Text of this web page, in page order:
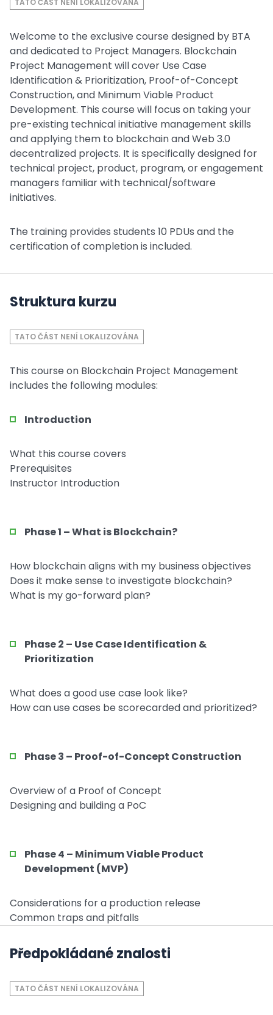
TATO ČÁST NENÍ LOKALIZOVÁNA
Welcome to the exclusive course designed by BTA
and dedicated to Project Managers. Blockchain
Project Management will cover Use Case
Identification & Prioritization, Proof-of-Concept
Construction, and Minimum Viable Product
Development. This course will focus on taking your
pre-existing technical initiative management skills
and applying them to blockchain and Web 3.0
decentralized projects. It is specifically designed for
technical project, product, program, or engagement
managers familiar with technical/software
initiatives.
The training provides students 10 PDUs and the
certification of completion is included.
Struktura kurzu
TATO ČÁST NENÍ LOKALIZOVÁNA
This course on Blockchain Project Management
includes the following modules:
Introduction
What this course covers
Prerequisites
Instructor Introduction
Phase 1 – What is Blockchain?
How blockchain aligns with my business objectives
Does it make sense to investigate blockchain?
What is my go-forward plan?
Phase 2 – Use Case Identification &
Prioritization
What does a good use case look like?
How can use cases be scorecarded and prioritized?
Phase 3 – Proof-of-Concept Construction
Overview of a Proof of Concept
Designing and building a PoC
Phase 4 – Minimum Viable Product
Development (MVP)
Considerations for a production release
Common traps and pitfalls
Předpokládané znalosti
TATO ČÁST NENÍ LOKALIZOVÁNA